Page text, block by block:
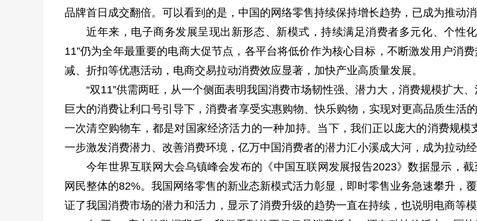
品牌首日成交翻倍。可以看到的是，中国的网络零售持续保持增长趋势，已成为推动
近年来，电子商务发展呈现出新形态、新模式，持续满足消费者多元化、个性
11”仍为全年最重要的电商大促节点，各平台将低价作为核心目标，不断激发用户消
减、折扣等优惠活动，电商交易拉动消费效应显著，加快产业高质量发展。
“双11”供需两旺，从一个侧面表明我国消费市场韧性强、潜力大，消费规模扩大
巨大的消费让利口号引导下，消费者享受实惠购物、快乐购物，实现对更高品质生活
一次清空购物车，都是对国家经济活力的一种加持。当下，我们正以庞大的消费规
一步激发消费潜力、改善消费环境，亿万中国消费者的潜力汇小溪成大河，成为拉动经
今年世界互联网大会乌镇峰会发布的《中国互联网发展报告2023》数据显示，
网民整体的82%。我国网络零售的新业态新模式活力彰显，即时零售业务急速攀升，
证了我国消费市场的潜力和活力，显示了消费升级的趋势一直在持续，也说明电商等